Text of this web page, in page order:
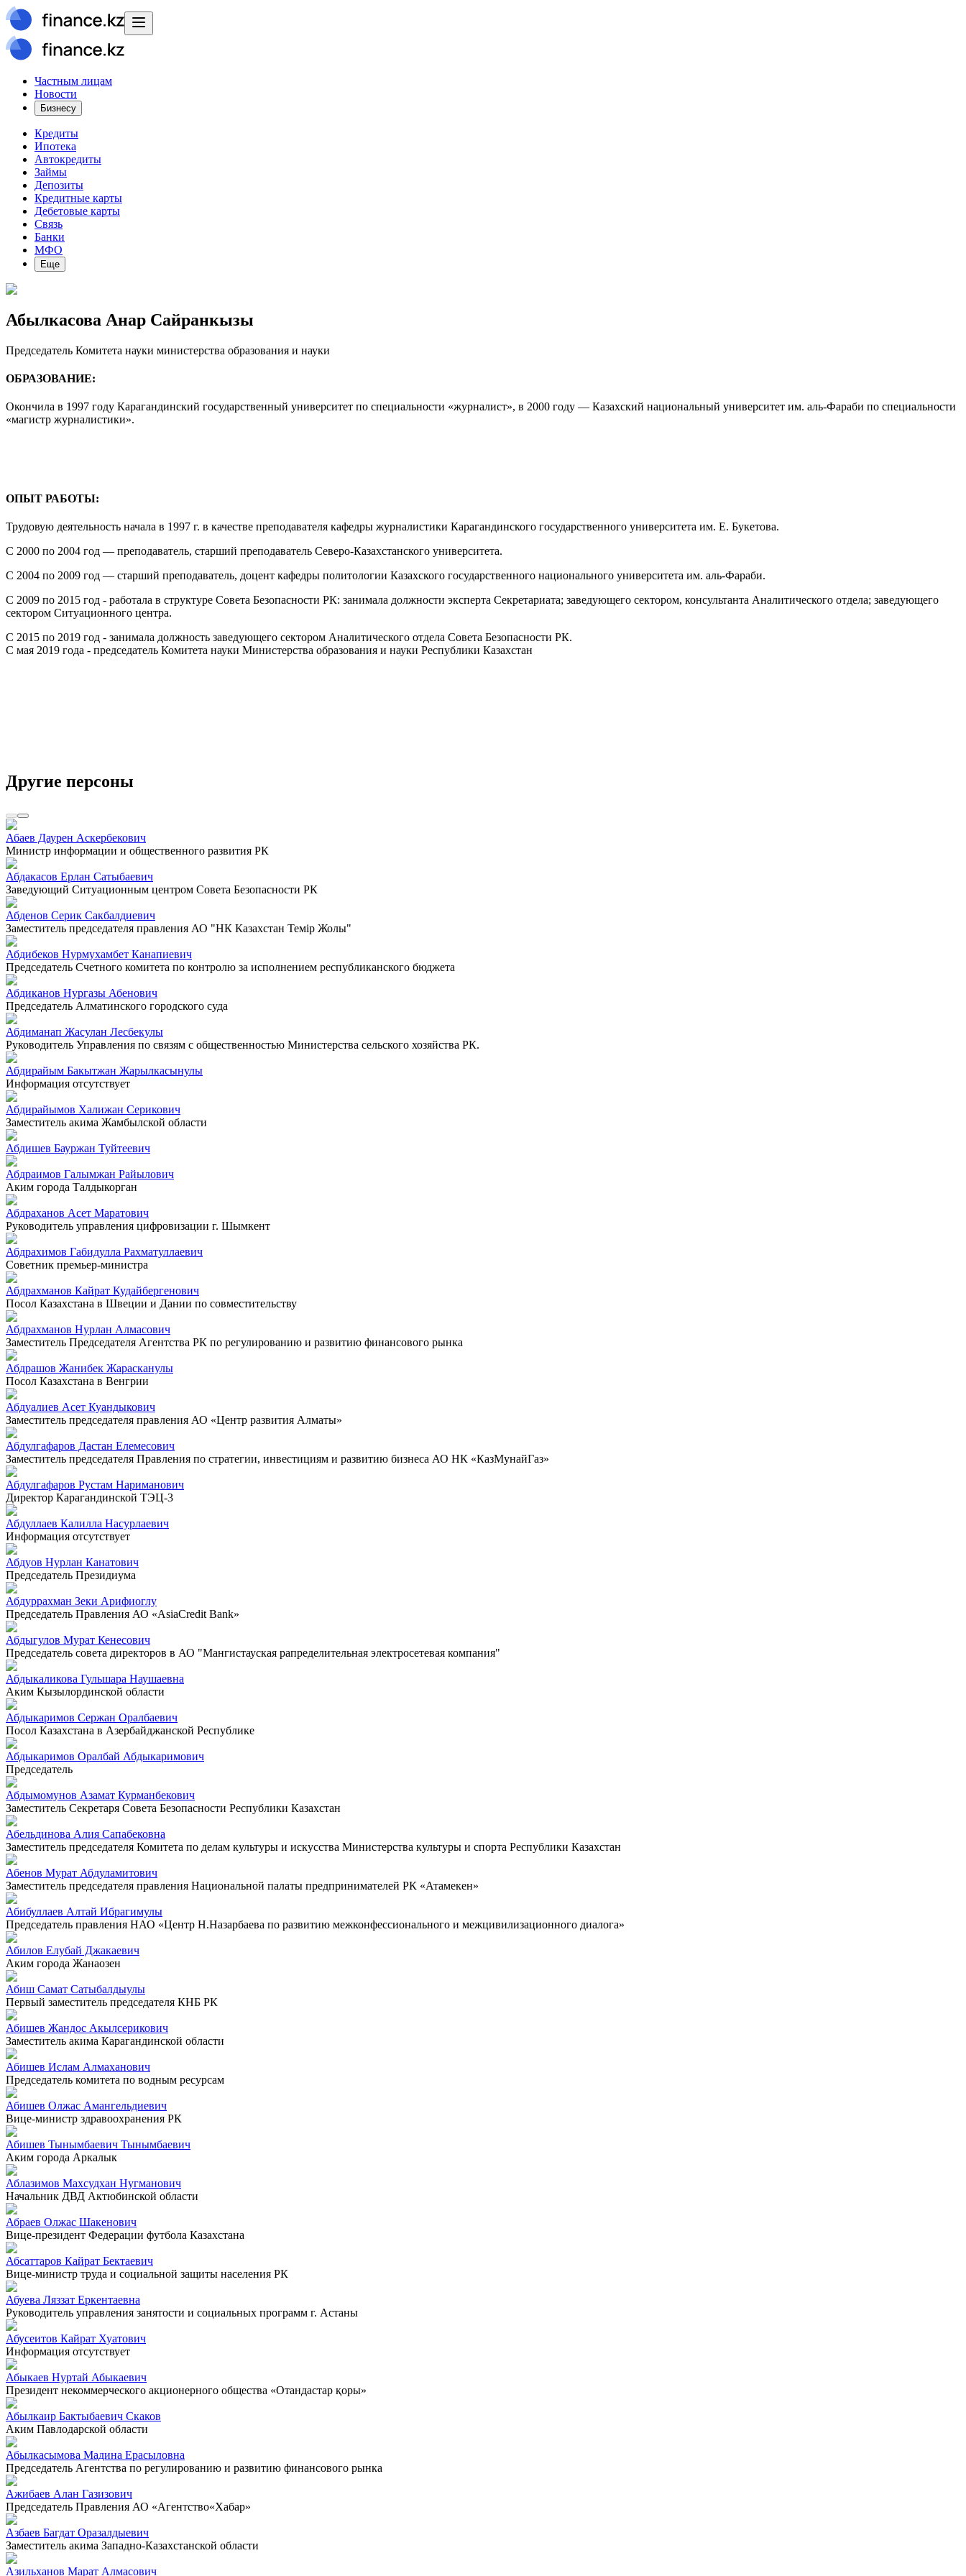
Частным лицам
Новости
Бизнесу
Кредиты
Ипотека
Автокредиты
Займы
Депозиты
Кредитные карты
Дебетовые карты
Связь
Банки
МФО
Еще
Абылкасова Анар Сайранкызы
Председатель Комитета науки министерства образования и науки
ОБРАЗОВАНИЕ:
Окончила в 1997 году Карагандинский государственный университет по специальности «журналист», в 2000 году — Казахский национальный университет им. аль-Фараби по специальности
«магистр журналистики».
ОПЫТ РАБОТЫ:
Трудовую деятельность начала в 1997 г. в качестве преподавателя кафедры журналистики Карагандинского государственного университета им. Е. Букетова.
С 2000 по 2004 год — преподаватель, старший преподаватель Северо-Казахстанского университета.
С 2004 по 2009 год — старший преподаватель, доцент кафедры политологии Казахского государственного национального университета им. аль-Фараби.
С 2009 по 2015 год - работала в структуре Совета Безопасности РК: занимала должности эксперта Секретариата; заведующего сектором, консультанта Аналитического отдела; заведующего
сектором Ситуационного центра.
С 2015 по 2019 год - занимала должность заведующего сектором Аналитического отдела Совета Безопасности РК.
С мая 2019 года - председатель Комитета науки Министерства образования и науки Республики Казахстан
Другие персоны
Абаев Даурен Аскербекович
Министр информации и общественного развития РК
Абдакасов Ерлан Сатыбаевич
Заведующий Ситуационным центром Совета Безопасности РК
Абденов Серик Сакбалдиевич
Заместитель председателя правления АО "НК Казахстан Темiр Жолы"
Абдибеков Нурмухамбет Канапиевич
Председатель Счетного комитета по контролю за исполнением республиканского бюджета
Абдиканов Нургазы Абенович
Председатель Алматинского городского суда
Абдиманап Жасулан Лесбекулы
Руководитель Управления по связям с общественностью Министерства сельского хозяйства РК.
Абдирайым Бакытжан Жарылкасынулы
Информация отсутствует
Абдирайымов Халижан Серикович
Заместитель акима Жамбылской области
Абдишев Бауржан Туйтеевич
Абдраимов Галымжан Райылович
Аким города Талдыкорган
Абдраханов Асет Маратович
Руководитель управления цифровизации г. Шымкент
Абдрахимов Габидулла Рахматуллаевич
Советник премьер-министра
Абдрахманов Кайрат Кудайбергенович
Посол Казахстана в Швеции и Дании по совместительству
Абдрахманов Нурлан Алмасович
Заместитель Председателя Агентства РК по регулированию и развитию финансового рынка
Абдрашов Жанибек Жарасканулы
Посол Казахстана в Венгрии
Абдуалиев Асет Куандыкович
Заместитель председателя правления АО «Центр развития Алматы»
Абдулгафаров Дастан Елемесович
Заместитель председателя Правления по стратегии, инвестициям и развитию бизнеса АО НК «КазМунайГаз»
Абдулгафаров Рустам Нариманович
Директор Карагандинской ТЭЦ-3
Абдуллаев Калилла Насурлаевич
Информация отсутствует
Абдуов Нурлан Канатович
Председатель Президиума
Абдуррахман Зеки Арифиоглу
Председатель Правления АО «AsiaCredit Bank»
Абдыгулов Мурат Кенесович
Председатель совета директоров в АО "Мангистауская рапределительная электросетевая компания"
Абдыкаликова Гульшара Наушаевна
Аким Кызылординской области
Абдыкаримов Сержан Оралбаевич
Посол Казахстана в Азербайджанской Республике
Абдыкаримов Оралбай Абдыкаримович
Председатель
Абдымомунов Азамат Курманбекович
Заместитель Секретаря Совета Безопасности Республики Казахстан
Абельдинова Алия Сапабековна
Заместитель председателя Комитета по делам культуры и искусства Министерства культуры и спорта Республики Казахстан
Абенов Мурат Абдуламитович
Заместитель председателя правления Национальной палаты предпринимателей РК «Атамекен»
Абибуллаев Алтай Ибрагимулы
Председатель правления НАО «Центр Н.Назарбаева по развитию межконфессионального и межцивилизационного диалога»
Абилов Елубай Джакаевич
Аким города Жанаозен
Абиш Самат Сатыбалдыулы
Первый заместитель председателя КНБ РК
Абишев Жандос Акылсерикович
Заместитель акима Карагандинской области
Абишев Ислам Алмаханович
Председатель комитета по водным ресурсам
Абишев Олжас Амангельдиевич
Вице-министр здравоохранения РК
Абишев Тынымбаевич Тынымбаевич
Аким города Аркалык
Аблазимов Махсудхан Нугманович
Начальник ДВД Актюбинской области
Абраев Олжас Шакенович
Вице-президент Федерации футбола Казахстана
Абсаттаров Кайрат Бектаевич
Вице-министр труда и социальной защиты населения РК
Абуева Ляззат Еркентаевна
Руководитель управления занятости и социальных программ г. Астаны
Абусеитов Кайрат Хуатович
Информация отсутствует
Абыкаев Нуртай Абыкаевич
Президент некоммерческого акционерного общества «Отандастар қоры»
Абылкаир Бактыбаевич Скаков
Аким Павлодарской области
Абылкасымова Мадина Ерасыловна
Председатель Агентства по регулированию и развитию финансового рынка
Ажибаев Алан Газизович
Председатель Правления АО «Агентство«Хабар»
Азбаев Багдат Оразалдыевич
Заместитель акима Западно-Казахстанской области
Азильханов Марат Алмасович